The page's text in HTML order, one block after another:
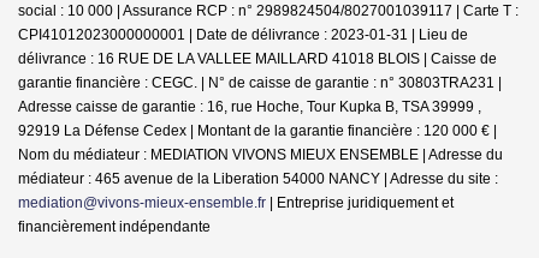
social : 10 000 | Assurance RCP : n° 2989824504/8027001039117 | Carte T :
CPI41012023000000001 | Date de délivrance : 2023-01-31 | Lieu de
délivrance : 16 RUE DE LA VALLEE MAILLARD 41018 BLOIS | Caisse de
garantie financière : CEGC. | N° de caisse de garantie : n° 30803TRA231 |
Adresse caisse de garantie : 16, rue Hoche, Tour Kupka B, TSA 39999 ,
92919 La Défense Cedex | Montant de la garantie financière : 120 000 € |
Nom du médiateur : MEDIATION VIVONS MIEUX ENSEMBLE | Adresse du
médiateur : 465 avenue de la Liberation 54000 NANCY | Adresse du site :
mediation@vivons-mieux-ensemble.fr | Entreprise juridiquement et
financièrement indépendante